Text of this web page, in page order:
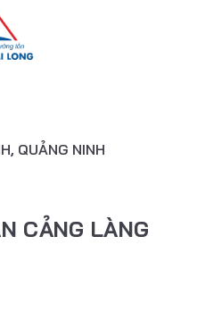
QUẢNG NINH
CẢNG LÀNG